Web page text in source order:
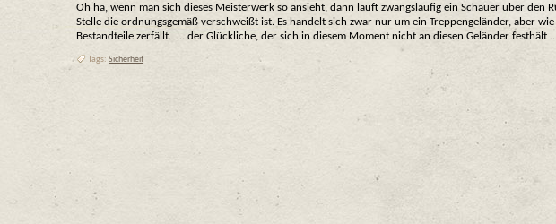
Oh ha, wenn man sich dieses Meisterwerk so ansieht, dann läuft zwangsläufig ein Schauer über den
Stelle die ordnungsgemäß verschweißt ist. Es handelt sich zwar nur um ein Treppengeländer, aber
Bestandteile zerfällt. … der Glückliche, der sich in diesem Moment nicht an diesen Geländer festhält
Tags: Sicherheit